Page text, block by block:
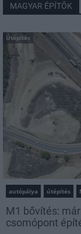
MAGYAR ÉPÍTŐK
Útépítés
autópálya útépítés
M1 bővítés:
csomópont